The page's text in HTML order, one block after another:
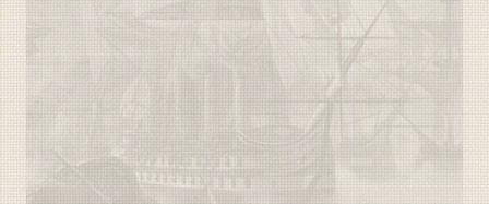
Портреты
УСЛУГИ АВТОРА
ВЫСТАВКИ
ОБРАТНАЯ СВЯЗЬ